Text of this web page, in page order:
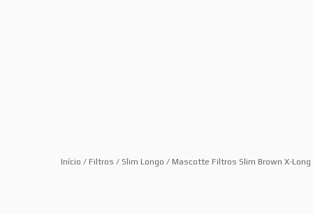
Início / Filtros / Slim Longo / Mascotte Filtros Slim Brown X-Long